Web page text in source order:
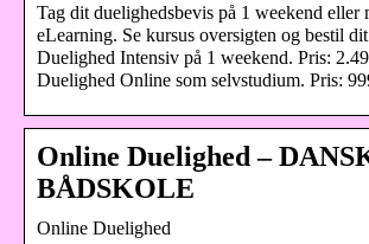
Tag dit duelighedsbevis på 1 weekend eller
eLearning. Se kursus oversigten og bestil
Duelighed Intensiv på 1 weekend. Pris:
Duelighed Online som selvstudium. Pris:
Online Duelighed –
BÅDSKOLE
Online Duelighed